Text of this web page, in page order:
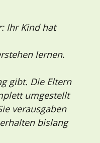
Ihr Kind hat
lernen.
gibt. Die Eltern
umgestellt
verausgaben
bislang